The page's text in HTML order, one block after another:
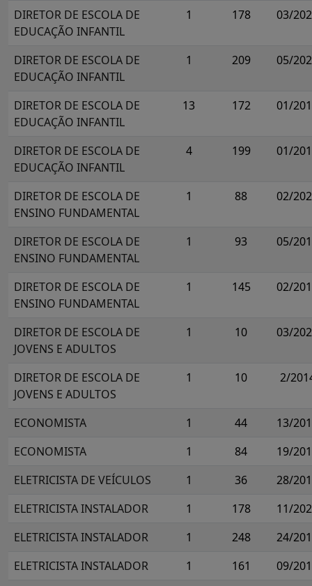
DIRETOR DE ESCOLA DE
EDUCAÇÃO INFANTIL
1 178 03/
DIRETOR DE ESCOLA DE
EDUCAÇÃO INFANTIL
1 209 05/
DIRETOR DE ESCOLA DE
EDUCAÇÃO INFANTIL
13 172 01/
DIRETOR DE ESCOLA DE
EDUCAÇÃO INFANTIL
4 199 01/
DIRETOR DE ESCOLA DE
ENSINO FUNDAMENTAL
1 88 02/
DIRETOR DE ESCOLA DE
ENSINO FUNDAMENTAL
1 93 05/
DIRETOR DE ESCOLA DE
ENSINO FUNDAMENTAL
1 145 02/
DIRETOR DE ESCOLA DE
JOVENS E ADULTOS
1 10 03/
DIRETOR DE ESCOLA DE
JOVENS E ADULTOS
1 10 2/
ECONOMISTA 1 44
13/
ECONOMISTA
1 84
19/
ELETRICISTA DE VEÍCULOS
1 36
28/
ELETRICISTA INSTALADOR
1 178
11/
ELETRICISTA INSTALADOR
1 248
24/
ELETRICISTA INSTALADOR
1 161
09/